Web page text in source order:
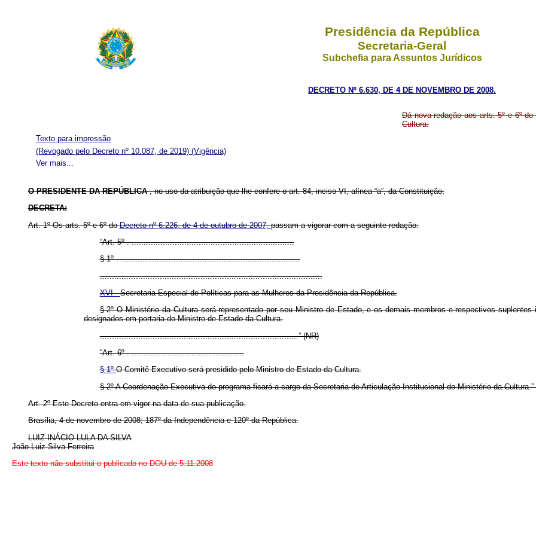
Presidência da República
Secretaria-Geral
Subchefia para Assuntos Jurídicos
DECRETO Nº 6.630, DE 4 DE NOVEMBRO DE 2008.
Dá nova redação aos arts. 5º e 6º
Cultura.
Texto para impressão
Ver mais...
(Revogado pelo Decreto nº 10.087, de 2019) (Vigência)
O PRESIDENTE DA REPÚBLICA, no uso da atribuição que lhe confere o art. 84, inciso VI, alínea “a”, da Constituição,
DECRETA:
Art. 1º Os arts. 5º e 6º doDecreto nº 6.226, de 4 de outubro de 2007,passam a vigorar com a seguinte redação:
“Art. 5º . ....................................................................
§ 1º . ...........................................................................
.............................................................................................
XVI -Secretaria Especial de Políticas para as Mulheres da Presidência da República.
§ 2º O Ministério da Cultura será representado por seu Ministro de Estado, e os demais membros e respectivos
designados em portaria do Ministro de Estado da Cultura.
...................................................................................” (NR)
“Art. 6º . ................................. .............
§ 1ºO Comitê Executivo será presidido pelo Ministro de Estado da Cultura.
§ 2º A Coordenação-Executiva do programa ficará a cargo da Secretaria de Articulação Institucional do Ministério da Cultura.”
Art. 2º Este Decreto entra em vigor na data de sua publicação.
Brasília, 4 de novembro de 2008; 187º da Independência e 120º da República.
LUIZ INÁCIO LULA DA SILVA
João Luiz Silva Ferreira
Este texto não substitui o publicado no DOU de 5.11.2008